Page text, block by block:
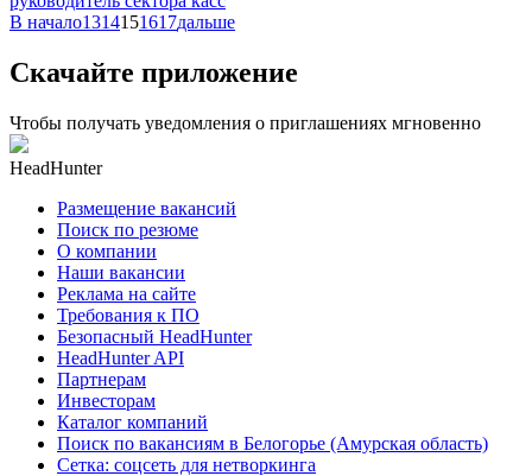
В начало1314151617дальше
Скачайте приложение
Чтобы получать уведомления о приглашениях мгновенно
HeadHunter
Размещение вакансий
Поиск по резюме
О компании
Наши вакансии
Реклама на сайте
Требования к ПО
Безопасный HeadHunter
HeadHunter API
Партнерам
Инвесторам
Каталог компаний
Поиск по вакансиям в Белогорье (Амурская область)
Сетка: соцсеть для нетворкинга